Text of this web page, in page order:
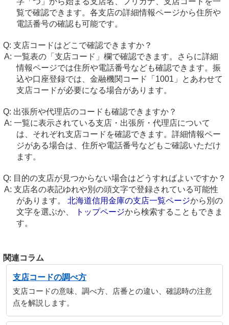
覧で確認できます。各支店の詳細情報ページから住所や
電話番号の確認も可能です。
支店コードはどこで確認できますか？
一覧表の「支店コード」欄で確認できます。さらに詳細
情報ページでは住所や電話番号なども確認できます。振
込や口座登録では、金融機関コード「1001」とあわせて
支店コードが必要になる場合があります。
出張所や代理店のコードも確認できますか？
一覧に表示されている支店・出張所・代理店について
は、それぞれ支店コードを確認できます。詳細情報ペー
ジがある場合は、住所や電話番号などもご確認いただけ
ます。
目的の支店が見つからない場合はどうすればよいですか？
支店名の表記ゆれや別の頭文字で登録されている可能性
があります。 北海道信用金庫の支店一覧ページから別の
文字を選ぶか、
トップページから検索することもできま
す。
関連コラム
支店コードの調べ方
支店コードの意味、調べ方、店番との違い、確認時の注意
点を解説します。